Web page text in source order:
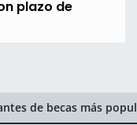
plazo de
de becas más